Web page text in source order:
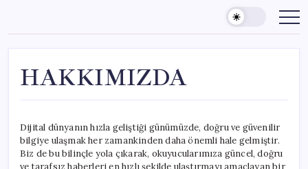
content
HAKKIMIZDA
Dijital dünyanın hızla geliştiği günümüzde, doğru ve güvenilir
bilgiye ulaşmak her zamankinden daha önemli hale gelmiştir.
Biz de bu bilinçle yola çıkarak, okuyucularımıza güncel, doğru
ve tarafsız haberleri en hızlı şekilde ulaştırmayı amaçlayan bir